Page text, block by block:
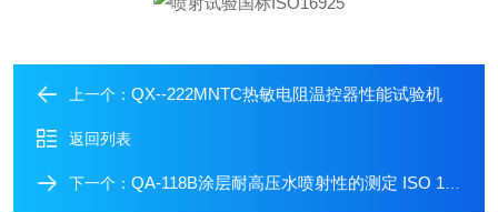
上一个： QX--222MNTC热敏电阻温控器性能试验机
返回列表
下一个： QA-118B涂层耐高压水喷射性的测定 ISO 16925:2014